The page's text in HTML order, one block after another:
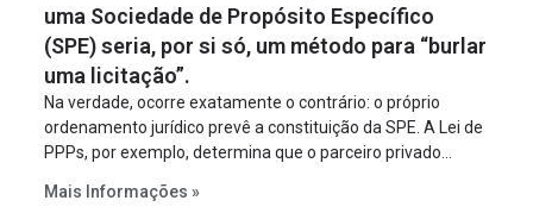
uma Sociedade de Propósito Específico
(SPE) seria, por si só, um método para “burlar
uma licitação”.
Na verdade, ocorre exatamente o contrário: o próprio
ordenamento jurídico prevê a constituição da SPE. A Lei de
PPPs, por exemplo, determina que o parceiro privado
empreendimento. Ou seja, a suposta “fraude à licitação” é
Mais Informações »